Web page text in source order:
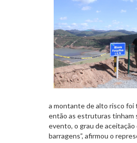
a montante de alto risco foi
então as estruturas tinham
evento, o grau de aceitação
barragens”, afirmou o